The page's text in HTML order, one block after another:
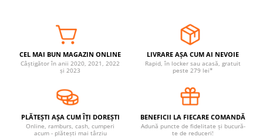
Diversificare bebelusi
Baia bebelusului
Maternitate
Jucarii copii si jocuri educative
Jucarii dentitie
Jocuri educative
Jucarii bebelusi
CEL MAI BUN MAGAZIN ONLINE
Câștigător în anii 2020, 2021, 2022
și 2023
LIVRARE AȘA CUM AI NEVOIE
Rapid, în locker sau acasă, gratuit
peste 279 lei*
PLĂTEȘTI AȘA CUM ÎȚI DOREȘTI
Online, ramburs, cash, cumperi
acum - plătești mai târziu
BENEFICII LA FIECARE COMANDĂ
Adună puncte de fidelitate și bucură-
te de reduceri!